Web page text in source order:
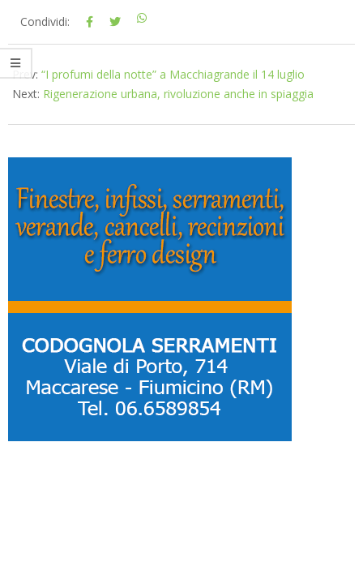
2017-
14
Condividi:
Prev: “I profumi della notte” a Macchiagrande il 14 luglio
Next: Rigenerazione urbana, rivoluzione anche in spiaggia